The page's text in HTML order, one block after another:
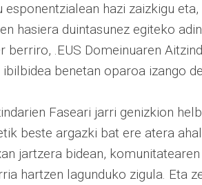
hazi zaizkigu
hasiera duintasunez egiteko
berriro, .EUS Domeinuaren
benetan oparoa izango
Faseari jarri genizkion
beste argazki bat ere atera
jartzera bidean,
hartzen lagunduko zigula. Eta